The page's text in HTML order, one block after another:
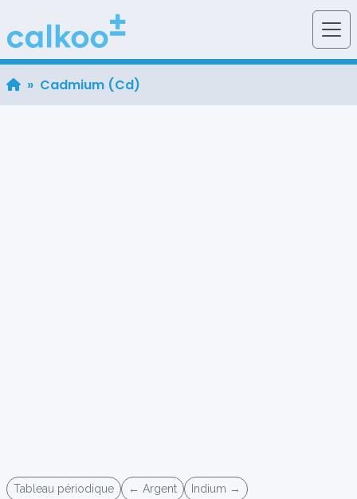
» Cadmium (Cd)
Tableau périodique ← Argent Indium →